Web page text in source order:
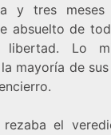
y tres
absuelto de
libertad. Lo
mayoría de
rezaba el